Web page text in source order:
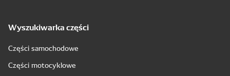
Wyszukiwarka części
Części samochodowe
Części motocyklowe